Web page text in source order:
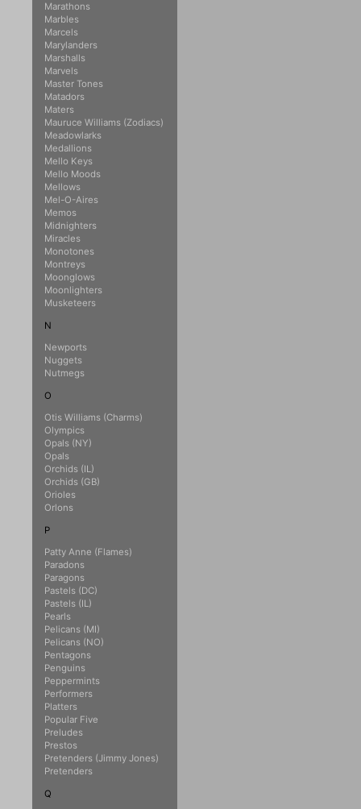
Marathons
Marbles
Marcels
Marylanders
Marshalls
Marvels
Master Tones
Matadors
Maters
Mauruce Williams (Zodiacs)
Meadowlarks
Medallions
Mello Keys
Mello Moods
Mellows
Mel-O-Aires
Memos
Midnighters
Miracles
Monotones
Montreys
Moonglows
Moonlighters
Musketeers
N
Newports
Nuggets
Nutmegs
O
Otis Williams (Charms)
Olympics
Opals (NY)
Opals
Orchids (IL)
Orchids (GB)
Orioles
Orlons
P
Patty Anne (Flames)
Paradons
Paragons
Pastels (DC)
Pastels (IL)
Pearls
Pelicans (MI)
Pelicans (NO)
Pentagons
Penguins
Peppermints
Performers
Platters
Popular Five
Preludes
Prestos
Pretenders (Jimmy Jones)
Pretenders
Q